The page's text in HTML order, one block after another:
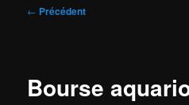
Navigation
← Précédent
Bourse